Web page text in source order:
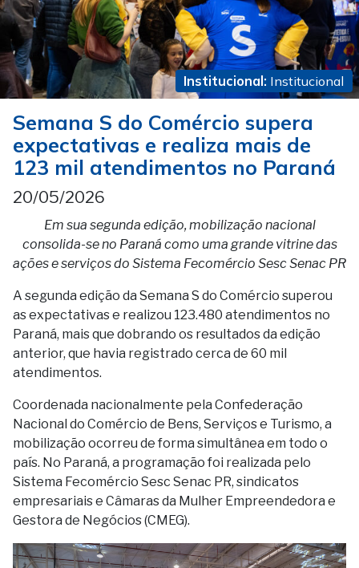
Institucional: Institucional
Semana S do Comércio supera
expectativas e realiza mais de
123 mil atendimentos no Paraná
20/05/2026
Em sua segunda edição, mobilização nacional
consolida-se no Paraná como uma grande vitrine das
ações e serviços do Sistema Fecomércio Sesc Senac PR
A segunda edição da Semana S do Comércio superou
as expectativas e realizou 123.480 atendimentos no
Paraná, mais que dobrando os resultados da edição
anterior, que havia registrado cerca de 60 mil
atendimentos.
Coordenada nacionalmente pela Confederação
Nacional do Comércio de Bens, Serviços e Turismo, a
mobilização ocorreu de forma simultânea em todo o
país. No Paraná, a programação foi realizada pelo
Sistema Fecomércio Sesc Senac PR, sindicatos
empresariais e Câmaras da Mulher Empreendedora e
Gestora de Negócios (CMEG).